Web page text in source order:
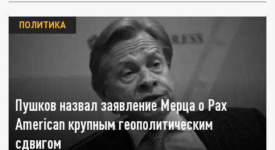
Пушков назвал заявление Мерца о Pax
American крупным геополитическим
сдвигом
ПОЛИТИКА